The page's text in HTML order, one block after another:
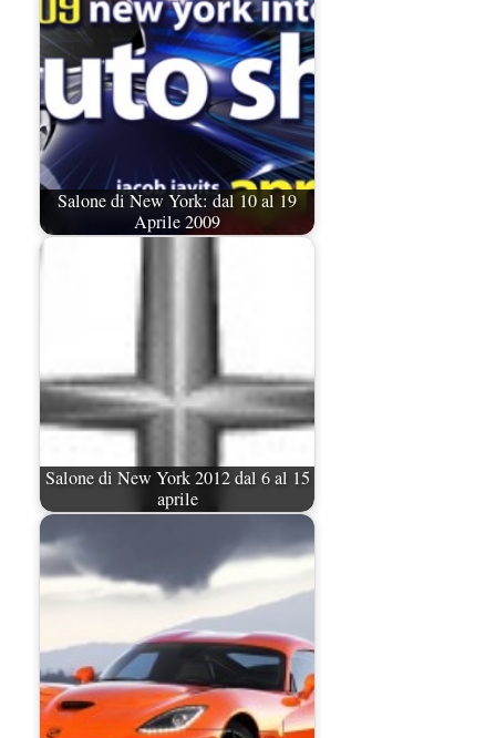
Salone di New York: dal 10 al 19
Aprile 2009
Salone di New York 2012 dal 6 al 15
aprile